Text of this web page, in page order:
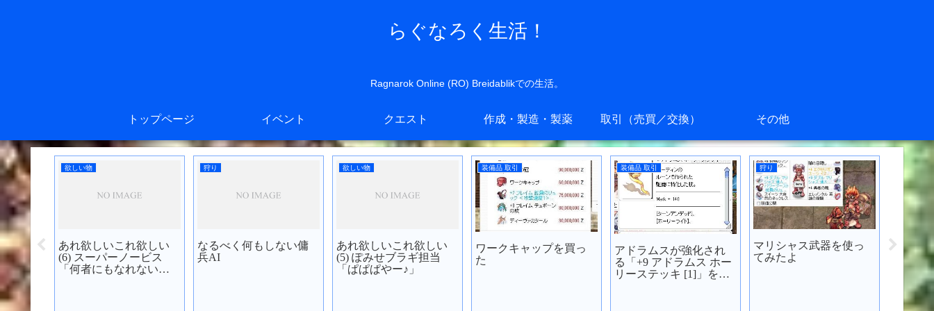
らぐなろく生活！
Ragnarok Online (RO) Breidablikでの生活。
トップページ イベント クエスト 作成・製造・製薬 取引（売買／交換） その他
ンド
欲しい物
あれ欲しいこれ欲しい
(6) スーパーノービス
「何者にもなれない僕
狩り
なるべく何もしない傭
兵AI
欲しい物
あれ欲しいこれ欲しい
(5) ぽみせブラギ担当
「ぱぱぱやー♪」
装備品 取引
ワークキャップを買っ
た
装備品 取引
アドラムスが強化され
る「+9 アドラムス ホー
リーステッキ [1]」を買
狩り
マリシャス武器を使っ
てみたよ
CRが
灼熱の